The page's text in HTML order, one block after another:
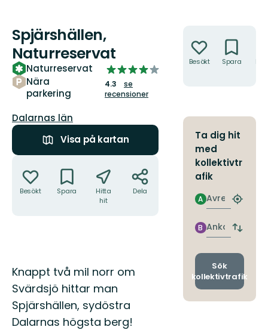
Spjärshällen,
Naturreservat
Naturreservat
Nära
parkering
4.258019525801953
av
5
4.3
se
recensioner
Län:
Dalarnas län
Visa på kartan
Besökt Spara
Hitta
hit
Dela
Beskrivning
Knappt två mil norr om
Svärdsjö hittar man
Spjärshällen, sydöstra
Dalarnas högsta berg!
Besökt Spara
Ta dig hit
med
kollektivtr
afik
Avresa
A
Hitta
Ankomst
B
Byt
och
Sök
kollektivtrafik